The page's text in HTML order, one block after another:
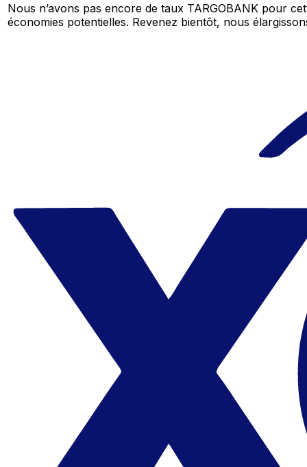
Nous n’avons pas encore de taux TARGOBANK pour
économies potentielles. Revenez bientôt, nous